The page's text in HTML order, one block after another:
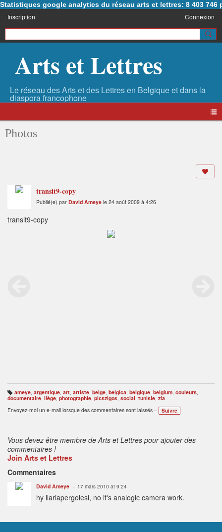
Statistiques google analytics du réseau arts et lettres: 8 403 746
Inscription Connexion
Arts et Lettres
Photos
transit9-copy
Publié(e) par David Ameye le 24 août 2009 à 4:26
transit9-copy
B
ali
s
e
ameye, argentique, art, artiste, belge, belgica, belgique, belgium, couleurs,
documentaire liège photographie picszigos social tunisie zia
Envoyez-moi un e-mail lorsque des commentaires sont laissés –
Suivre
Vous devez être membre de Arts et Lettres pour ajouter des
commentaires !
Join Arts et Lettres
Commentaires
David Ameye 17 mars 2010 at 9:24
hy ilariapergolesi, no it's analogic camera work.